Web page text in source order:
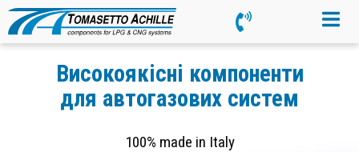
Високоякісні компоненти
для автогазових систем
100% made in Italy